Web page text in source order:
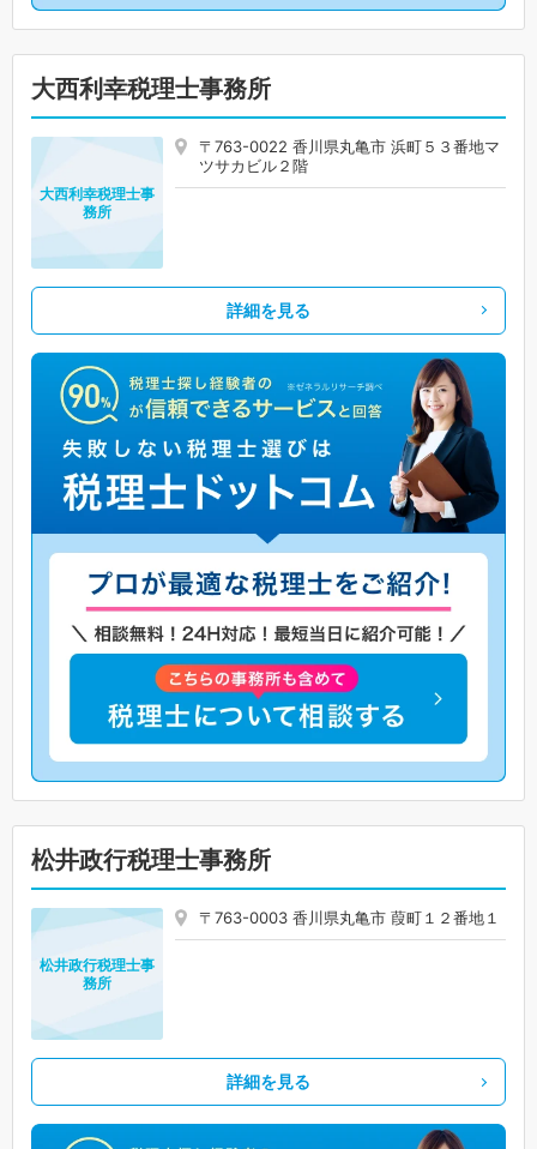
大西利幸税理士事務所
〒763-0022 香川県丸亀市 浜町５３番地マ
ツサカビル２階
大西利幸税理士事
務所
詳細を見る
松井政行税理士事務所
〒763-0003 香川県丸亀市 葭町１２番地１
松井政行税理士事
務所
詳細を見る